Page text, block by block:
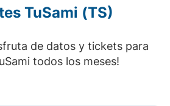
TuSami (TS)
de datos y tickets para
todos los meses!